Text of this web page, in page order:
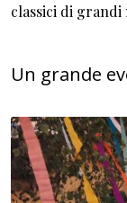
classici di
Un grande